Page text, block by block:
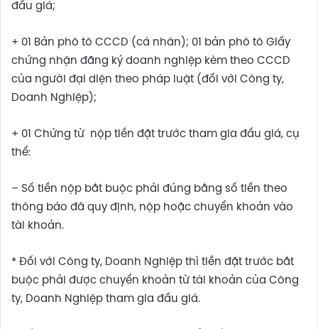
đấu giá;
+ 01 Bản phô tô CCCD (cá nhân); 01 bản phô tô Giấy
chứng nhận đăng ký doanh nghiệp kèm theo CCCD
của người đại diện theo pháp luật (đối với Công ty,
Doanh Nghiệp);
+ 01 Chứng từ nộp tiền đặt trước tham gia đấu giá, cụ
thể:
– Số tiền nộp bắt buộc phải đúng bằng số tiền theo
thông báo đã quy định, nộp hoặc chuyển khoản vào
tài khoản.
* Đối với Công ty, Doanh Nghiệp thì tiền đặt trước bắt
buộc phải được chuyển khoản từ tài khoản của Công
ty, Doanh Nghiệp tham gia đấu giá.